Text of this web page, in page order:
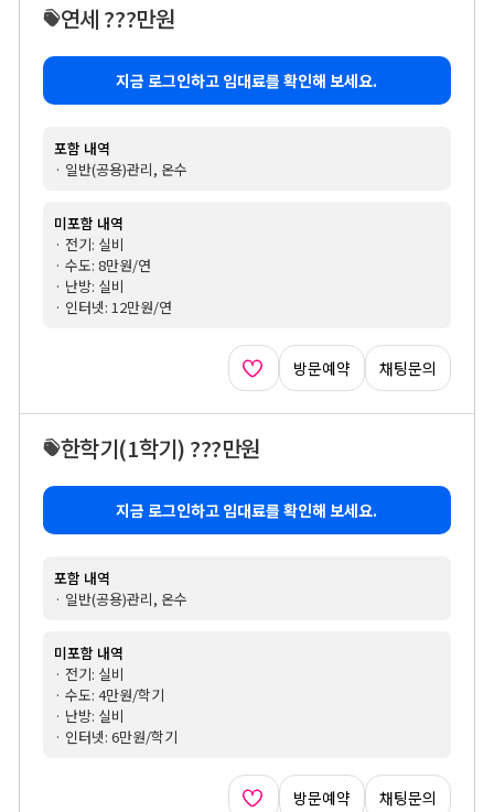
연세 ???만원
지금 로그인하고 임대료를 확인해 보세요.
포함 내역
· 일반(공용)관리, 온수
미포함 내역
· 전기: 실비
· 수도: 8만원/연
· 난방: 실비
· 인터넷: 12만원/연
방문예약 채팅문의
한학기(1학기) ???만원
지금 로그인하고 임대료를 확인해 보세요.
포함 내역
· 일반(공용)관리, 온수
미포함 내역
· 전기: 실비
· 수도: 4만원/학기
· 난방: 실비
· 인터넷: 6만원/학기
방문예약 채팅문의